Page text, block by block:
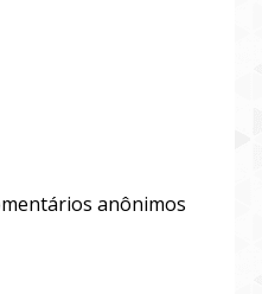
anônimos